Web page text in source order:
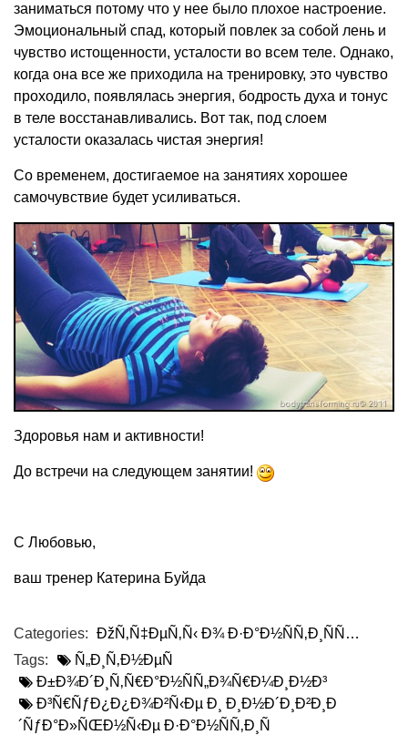
заниматься потому что у нее было плохое настроение.
Эмоциональный спад, который повлек за собой лень и
чувство истощенности, усталости во всем теле. Однако,
когда она все же приходила на тренировку, это чувство
проходило, появлялась энергия, бодрость духа и тонус
в теле восстанавливались. Вот так, под слоем
усталости оказалась чистая энергия!
Со временем, достигаемое на занятиях хорошее
самочувствие будет усиливаться.
Здоровья нам и активности!
До встречи на следующем занятии!
С Любовью,
ваш тренер Катерина Буйда
Categories: ÐžÑ‚Ñ‡ÐµÑ‚Ñ‹ Ð¾ Ð·Ð°Ð½ÑÑ‚Ð¸ÑÑ…
Tags:
Ñ„Ð¸Ñ‚Ð½ÐµÑ
Ð±Ð¾Ð´Ð¸Ñ‚Ñ€Ð°Ð½ÑÑ„Ð¾Ñ€Ð¼Ð¸Ð½Ð³
Ð³Ñ€ÑƒÐ¿Ð¿Ð¾Ð²Ñ‹Ðµ Ð¸ Ð¸Ð½Ð´Ð¸Ð²Ð¸Ð
´ÑƒÐ°Ð»ÑŒÐ½Ñ‹Ðµ Ð·Ð°Ð½ÑÑ‚Ð¸Ñ